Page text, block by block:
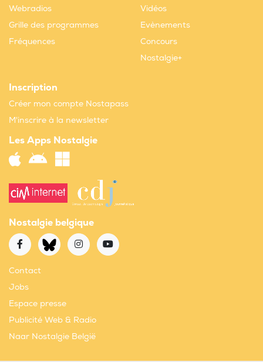
Webradios
Grille des programmes
Fréquences
Vidéos
Evènements
Concours
Nostalgie+
Inscription
Créer mon compte Nostapass
M'inscrire à la newsletter
Les Apps Nostalgie
Nostalgie belgique
Contact
Jobs
Espace presse
Publicité Web & Radio
Naar Nostalgie België